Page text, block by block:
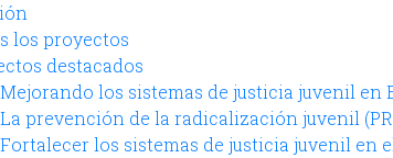
los proyectos
destacados
Mejorando los sistemas de justicia juvenil en
La prevención de la radicalización juvenil
Fortalecer los sistemas de justicia juvenil